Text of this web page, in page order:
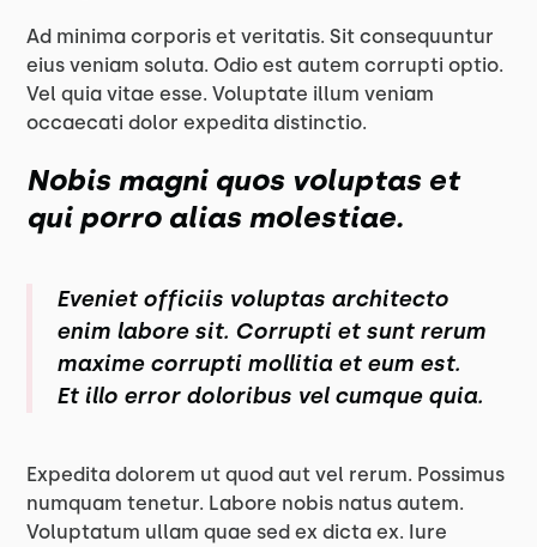
Ad minima corporis et veritatis. Sit consequuntur
eius veniam soluta. Odio est autem corrupti optio.
Vel quia vitae esse. Voluptate illum veniam
occaecati dolor expedita distinctio.
Nobis magni quos voluptas et
qui porro alias molestiae.
Eveniet officiis voluptas architecto
enim labore sit. Corrupti et sunt rerum
maxime corrupti mollitia et eum est.
Et illo error doloribus vel cumque quia.
Expedita dolorem ut quod aut vel rerum. Possimus
numquam tenetur. Labore nobis natus autem.
Voluptatum ullam quae sed ex dicta ex. Iure